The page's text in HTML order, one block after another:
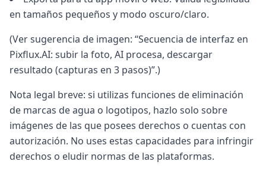
en tamaños pequeños y modo oscuro/claro.
(Ver sugerencia de imagen: “Secuencia de interfaz en
Pixflux.AI: subir la foto, AI procesa, descargar
resultado (capturas en 3 pasos)”.)
Nota legal breve: si utilizas funciones de eliminación
de marcas de agua o logotipos, hazlo solo sobre
imágenes de las que posees derechos o cuentas con
autorización. No uses estas capacidades para infringir
derechos o eludir normas de las plataformas.